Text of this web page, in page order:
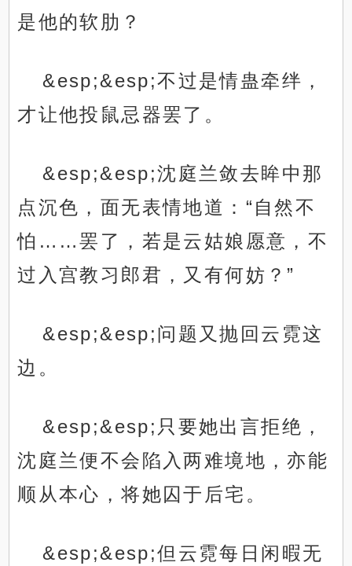
是他的软肋？
&esp;&esp;不过是情蛊牵绊，
才让他投鼠忌器罢了。
&esp;&esp;沈庭兰敛去眸中那
点沉色，面无表情地道：“自然不
怕……罢了，若是云姑娘愿意，不
过入宫教习郎君，又有何妨？”
&esp;&esp;问题又抛回云霓这
边。
&esp;&esp;只要她出言拒绝，
沈庭兰便不会陷入两难境地，亦能
顺从本心，将她囚于后宅。
&esp;&esp;但云霓每日闲暇无